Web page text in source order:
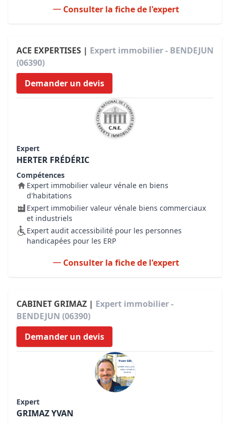
Consulter la fiche de l'expert
ACE EXPERTISES | Expert immobilier - BENDEJUN
(06390)
Demander un devis
Expert
HERTER FRÉDÉRIC
Compétences
Expert immobilier valeur vénale en biens
d'habitations
Expert immobilier valeur vénale biens commerciaux
et industriels
Expert audit accessibilité pour les personnes
handicapées pour les ERP
Consulter la fiche de l'expert
CABINET GRIMAZ | Expert immobilier -
BENDEJUN (06390)
Demander un devis
Expert
GRIMAZ YVAN